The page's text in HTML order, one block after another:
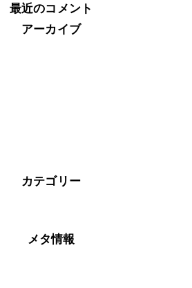
最近のコメント
アーカイブ
カテゴリー
メタ情報